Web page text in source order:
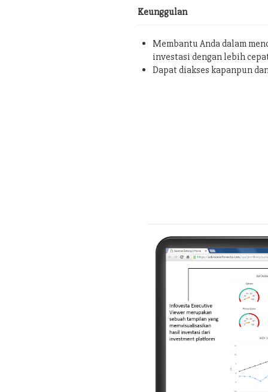
Keunggulan
Membantu Anda dalam
investasi dengan lebih
Dapat diakses kapanpun